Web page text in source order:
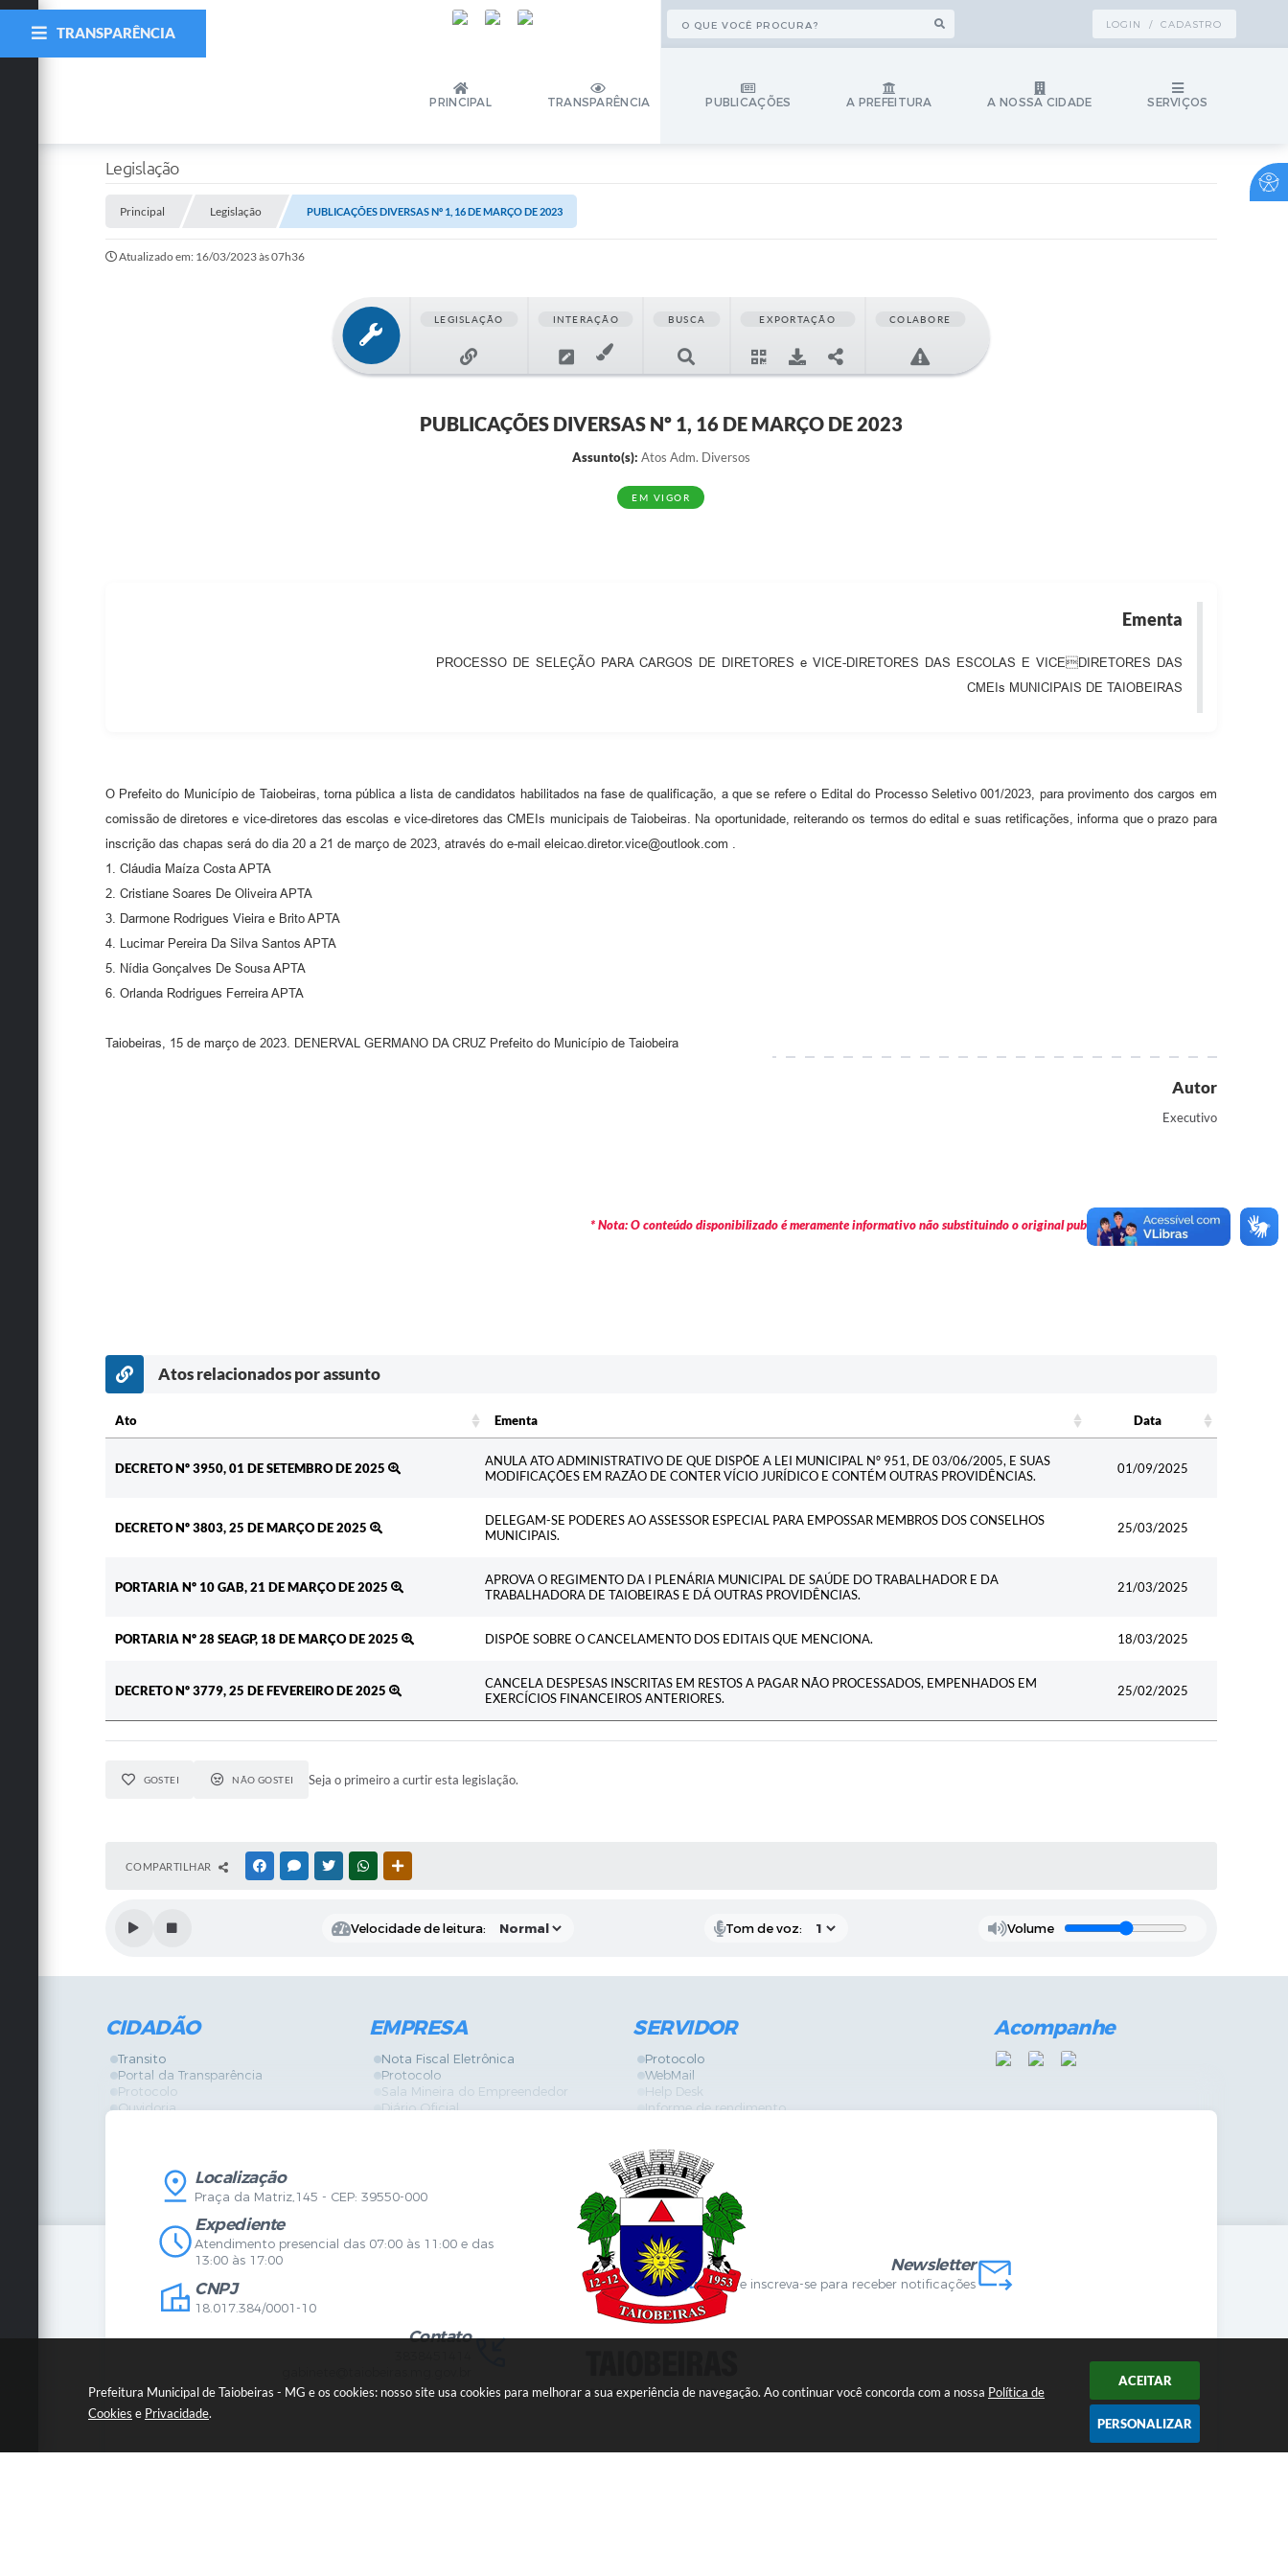
Prefeitura Municipal de Taiobeiras - MG e os cookies: nosso site usa cookies para melhorar a sua experiência de navegação. Ao continuar você concorda com a nossa Política de
Cookies e Privacidade.
ACEITAR
PERSONALIZAR
LOGIN / CADASTRO
PRINCIPAL TRANSPARÊNCIA PUBLICAÇÕES A PREFEITURA A NOSSA CIDADE SERVIÇOS
TRANSPARÊNCIA
Legislação
Principal Legislação PUBLICAÇÕES DIVERSAS Nº 1, 16 DE MARÇO DE 2023
Atualizado em: 16/03/2023 às 07h36
LEGISLAÇÃO INTERAÇÃO BUSCA EXPORTAÇÃO COLABORE
PUBLICAÇÕES DIVERSAS Nº 1, 16 DE MARÇO DE 2023
Assunto(s): Atos Adm. Diversos
EM VIGOR
Ementa
PROCESSO DE SELEÇÃO PARA CARGOS DE DIRETORES e VICE-DIRETORES DAS ESCOLAS E VICEDIRETORES DAS
CMEIs MUNICIPAIS DE TAIOBEIRAS
O Prefeito do Município de Taiobeiras, torna pública a lista de candidatos habilitados na fase de qualificação, a que se refere o Edital do Processo Seletivo 001/2023, para provimento dos cargos em
comissão de diretores e vice-diretores das escolas e vice-diretores das CMEIs municipais de Taiobeiras. Na oportunidade, reiterando os termos do edital e suas retificações, informa que o prazo para
inscrição das chapas será do dia 20 a 21 de março de 2023, através do e-mail eleicao.diretor.vice@outlook.com .
1. Cláudia Maíza Costa APTA
2. Cristiane Soares De Oliveira APTA
3. Darmone Rodrigues Vieira e Brito APTA
4. Lucimar Pereira Da Silva Santos APTA
5. Nídia Gonçalves De Sousa APTA
6. Orlanda Rodrigues Ferreira APTA
Taiobeiras, 15 de março de 2023. DENERVAL GERMANO DA CRUZ Prefeito do Município de Taiobeira
Autor
Executivo
* Nota: O conteúdo disponibilizado é meramente informativo não substituindo o original publicado em Diário Oficial.
Atos relacionados por assunto
Ato Ementa
Data
DECRETO Nº 3950, 01 DE SETEMBRO DE 2025
ANULA ATO ADMINISTRATIVO DE QUE DISPÕE A LEI MUNICIPAL Nº 951, DE 03/06/2005, E SUAS
MODIFICAÇÕES EM RAZÃO DE CONTER VÍCIO JURÍDICO E CONTÉM OUTRAS PROVIDÊNCIAS.
01/09/2025
DECRETO Nº 3803, 25 DE MARÇO DE 2025
DELEGAM-SE PODERES AO ASSESSOR ESPECIAL PARA EMPOSSAR MEMBROS DOS CONSELHOS
MUNICIPAIS.
25/03/2025
PORTARIA Nº 10 GAB, 21 DE MARÇO DE 2025
APROVA O REGIMENTO DA I PLENÁRIA MUNICIPAL DE SAÚDE DO TRABALHADOR E DA
TRABALHADORA DE TAIOBEIRAS E DÁ OUTRAS PROVIDÊNCIAS.
21/03/2025
PORTARIA Nº 28 SEAGP, 18 DE MARÇO DE 2025 DISPÕE SOBRE O CANCELAMENTO DOS EDITAIS QUE MENCIONA. 18/03/2025
DECRETO Nº 3779, 25 DE FEVEREIRO DE 2025
CANCELA DESPESAS INSCRITAS EM RESTOS A PAGAR NÃO PROCESSADOS, EMPENHADOS EM
EXERCÍCIOS FINANCEIROS ANTERIORES.
25/02/2025
GOSTEI NÃO GOSTEI Seja o primeiro a curtir esta legislação.
COMPARTILHAR FACEBOOKMESSENGER
TWITTERWHATSAPP
Velocidade de leitura: Tom de voz: Volume
CIDADÃO
Transito
Portal da Transparência
Protocolo
Ouvidoria
Legislação
Diário Oficial
Mapa do Site
Certidões
Agenda de Eventos
Concursos
Telefones Úteis
EMPRESA
Nota Fiscal Eletrônica
Protocolo
Sala Mineira do Empreendedor
Diário Oficial
Serviços Online
Vigilância Sanitária
SERVIDOR
Protocolo
WebMail
Help Desk
Informe de rendimento
GPI
Diário Oficial
Fale com RH
SGDI - Sistema de Gerência de Demandas Internas
Concurso Público e Processo Seletivo
Portal da Atenção Primaria
Acompanhe
Localização
Praça da Matriz,145 - CEP: 39550-000
Expediente
Atendimento presencial das 07:00 às 11:00 e das
13:00 às 17:00
CNPJ
18.017.384/0001-10
Contato
Newsletter
Clique aquie inscreva-se para receber notificações